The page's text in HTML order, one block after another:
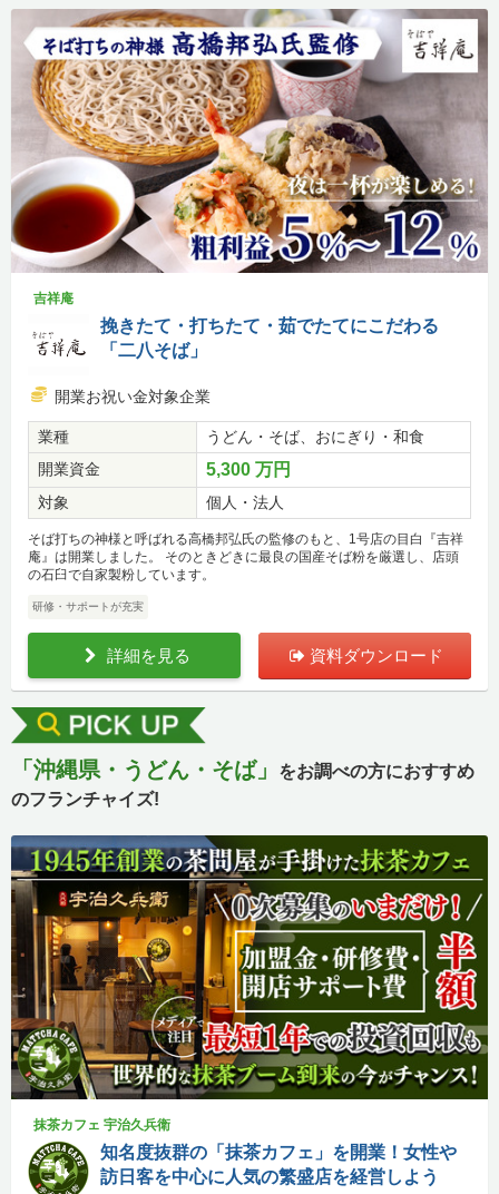
吉祥庵
挽きたて・打ちたて・茹でたてにこだわる
「二八そば」
開業お祝い金対象企業
業種
うどん・そば、おにぎり・和食
開業資金
5,300 万円
対象 個人・法人
そば打ちの神様と呼ばれる高橋邦弘氏の監修のもと、1号店の目白『吉祥
庵』は開業しました。 そのときどきに最良の国産そば粉を厳選し、店頭
の石臼で自家製粉しています。
研修・サポートが充実
詳細を見る 資料ダウンロード
「沖縄県・うどん・そば」
をお調べの方におすすめ
のフランチャイズ!
抹茶カフェ 宇治久兵衛
知名度抜群の「抹茶カフェ」を開業！女性や
訪日客を中心に人気の繁盛店を経営しよう